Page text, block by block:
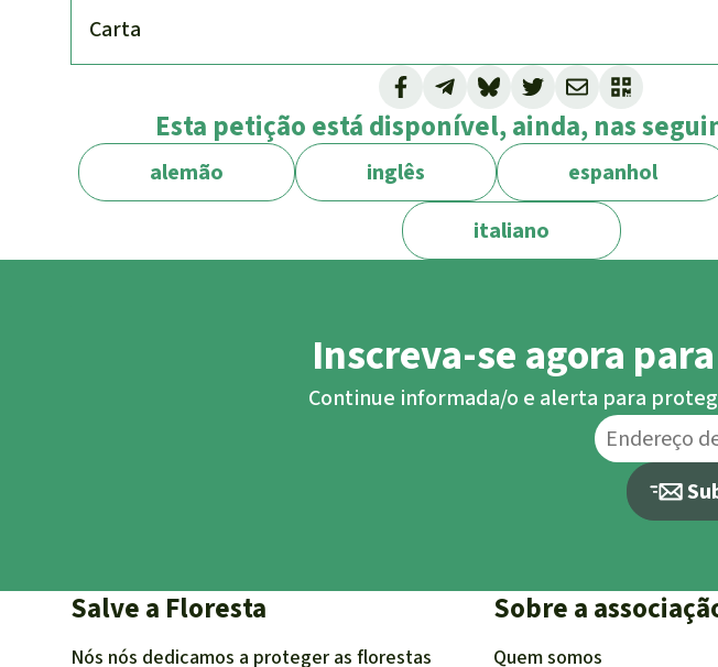
Carta
Esta petição está disponível, ainda, nas
alemão inglês espanhol
italiano
Inscreva-se agora
Continue informada/o e alerta para
Salve a Floresta
Nós nós dedicamos a proteger as florestas
Sobre a
Quem somos